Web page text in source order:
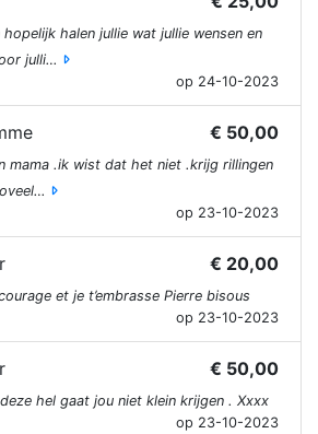
halen jullie wat jullie wensen en
julli…
op 24-10-2023
€ 50,00
mama .ik wist dat het niet .krijg rillingen
op 23-10-2023
€ 20,00
et je t’embrasse Pierre bisous
op 23-10-2023
€ 50,00
hel gaat jou niet klein krijgen . Xxxx
op 23-10-2023